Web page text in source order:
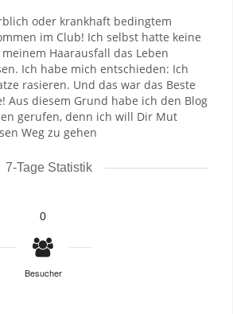
oder krankhaft bedingtem
im Club! Ich selbst hatte keine
Haarausfall das Leben
Ich habe mich entschieden: Ich
rasieren. Und das war das Beste
Aus diesem Grund habe ich den Blog
gerufen, denn ich will Dir Mut
Weg zu gehen
7-Tage Statistik
0
Besucher